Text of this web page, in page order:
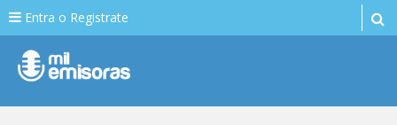
Entra o Registrate